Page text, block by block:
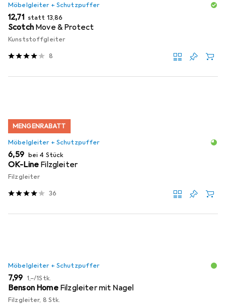
Möbelgleiter + Schutzpuffer
EUR
12,71 statt EUR
13,86
Scotch Move & Protect
Kunststoffgleiter
8
MENGENRABATT
Möbelgleiter + Schutzpuffer
EUR
6,59 bei 4 Stück
OK-Line Filzgleiter
Filzgleiter
36
Möbelgleiter + Schutzpuffer
EUR
7,99 EUR
1,–/1Stk.
Benson Home Filzgleiter mit Nagel
Filzgleiter, 8 Stk.